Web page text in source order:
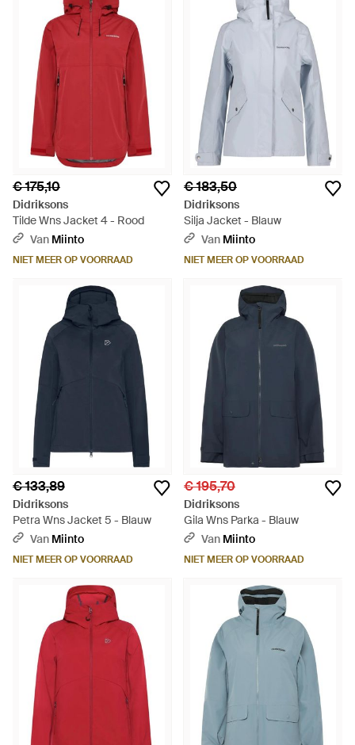
€ 175,10
Didriksons
Tilde Wns Jacket 4 - Rood
Van Miinto
NIET MEER OP VOORRAAD
€ 183,50
Didriksons
Silja Jacket - Blauw
Van Miinto
NIET MEER OP VOORRAAD
€ 133,89
Didriksons
Petra Wns Jacket 5 - Blauw
Van Miinto
NIET MEER OP VOORRAAD
€ 195,70
Didriksons
Gila Wns Parka - Blauw
Van Miinto
NIET MEER OP VOORRAAD